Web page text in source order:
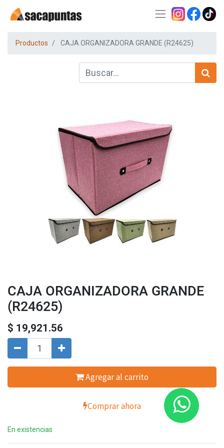
Productos CAJA ORGANIZADORA GRANDE (R24625)
CAJA ORGANIZADORA GRANDE
(R24625)
$ 19,921.56
Agregar al carrito
Comprar ahora
En existencias